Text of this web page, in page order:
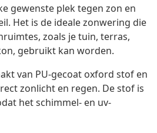
gewenste plek tegen zon en
Het is de ideale zonwering die
zoals je tuin, terras,
gebruikt kan worden.
van PU-gecoat oxford stof en
zonlicht en regen. De stof is
het schimmel- en uv-